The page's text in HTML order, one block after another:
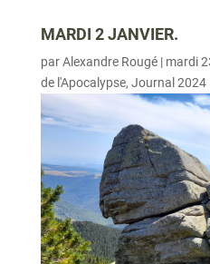
MARDI 2 JANVIER.
parAlexandre Rougé| mardi
de l'Apocalypse, Journal 2024